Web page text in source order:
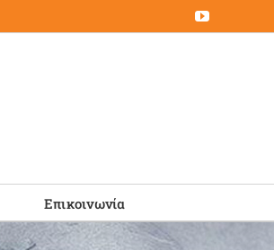
YouTube
Επικοινωνία